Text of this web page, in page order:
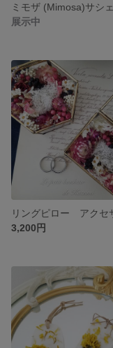
ミモザ (Mimosa)サシェ
展示中
3,200円